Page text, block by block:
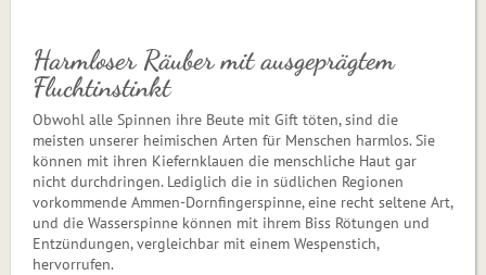
Harmloser Räuber mit ausgeprägtem
Fluchtinstinkt
Obwohl alle Spinnen ihre Beute mit Gift töten, sind die
meisten unserer heimischen Arten für Menschen harmlos. Sie
können mit ihren Kiefernklauen die menschliche Haut gar
nicht durchdringen. Lediglich die in südlichen Regionen
vorkommende Ammen-Dorn­fin­gerspinne, eine recht seltene Art,
und die Wasserspinne können mit ihrem Biss Rötungen und
Entzündungen, vergleichbar mit einem Wespenstich,
hervorrufen.